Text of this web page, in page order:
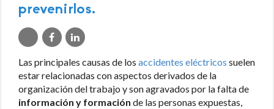
prevenirlos.
Las principales causas de los accidentes eléctricos suelen
estar relacionadas con aspectos derivados de la
organización del trabajo y son agravados por la falta de
información y formación de las personas expuestas,